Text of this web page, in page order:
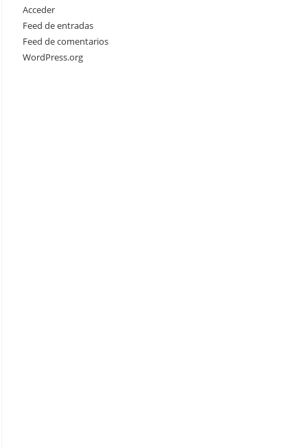
Acceder
Feed de entradas
Feed de comentarios
WordPress.org